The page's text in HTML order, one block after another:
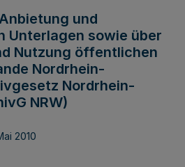
und
Unterlagen sowie über
Nutzung öffentlichen
Nordrhein-
Nordrhein-
NRW)
2010